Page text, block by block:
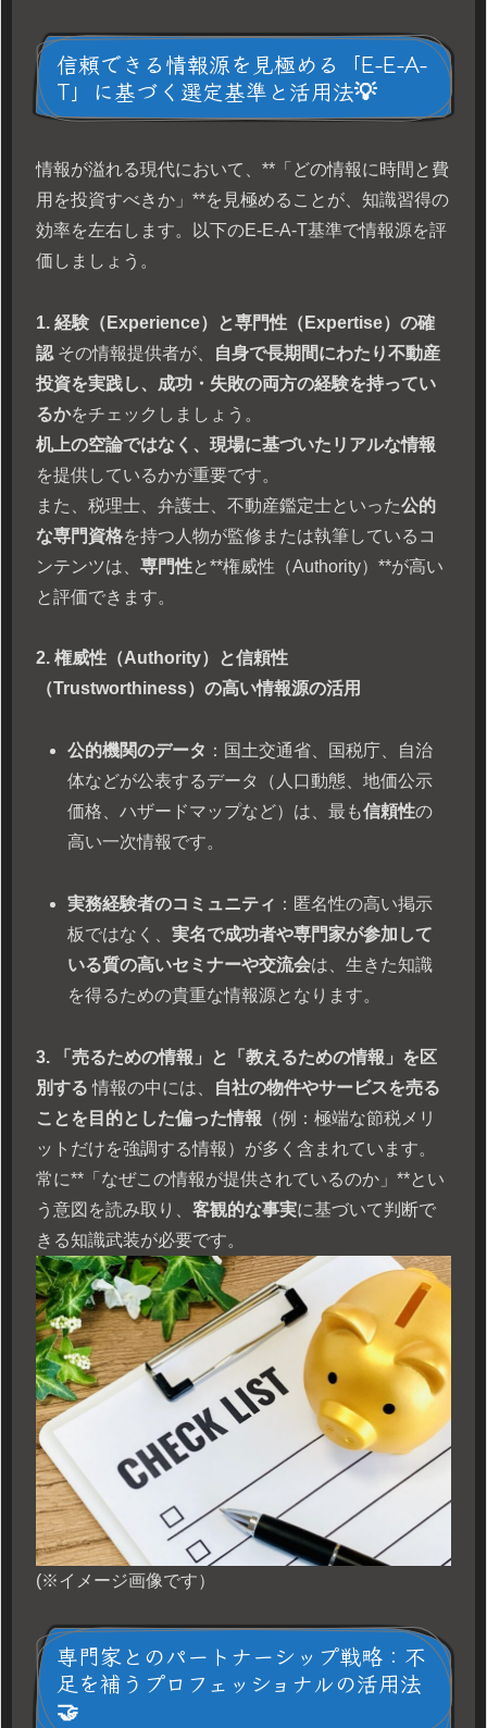
信頼できる情報源を見極める「E-E-A-
T」に基づく選定基準と活用法💡
情報が溢れる現代において、**「どの情報に時間と費
用を投資すべきか」**を見極めることが、知識習得の
効率を左右します。以下のE-E-A-T基準で情報源を評
価しましょう。
1. 経験（Experience）と専門性（Expertise）の確
認 その情報提供者が、
自身で長期間にわたり不動産
投資を実践し、成功・失敗の両方の経験を持ってい
るかをチェックしましょう。
机上の空論ではなく、現場に基づいたリアルな情報
を提供しているかが重要です。
また、税理士、弁護士、不動産鑑定士といった公的
な専門資格を持つ人物が監修または執筆しているコ
ンテンツは、 専門性と**権威性（Authority）**が高い
と評価できます。
2. 権威性（Authority）と信頼性
（Trustworthiness）の高い情報源の活用
公的機関のデータ ：国土交通省、国税庁、自治
体などが公表するデータ（人口動態、地価公示
価格、ハザードマップなど）は、最も信頼性の
高い一次情報です。
実務経験者のコミュニティ ：匿名性の高い掲示
板ではなく、実名で成功者や専門家が参加して
いる質の高いセミナーや交流会は、生きた知識
を得るための貴重な情報源となります。
3. 「売るための情報」と「教えるための情報」を区
別する 情報の中には、
自社の物件やサービスを売る
ことを目的とした偏った情報 （例：極端な節税メリ
ットだけを強調する情報）が多く含まれています。
常に**「なぜこの情報が提供されているのか」**とい
う意図を読み取り、 客観的な事実に基づいて判断で
きる知識武装が必要です。
(※イメージ画像です）
専門家とのパートナーシップ戦略：不
足を補うプロフェッショナルの活用法
🤝